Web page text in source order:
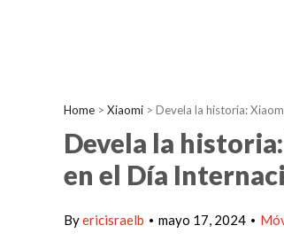
Home > Xiaomi > Devela la historia:
Devela la
en el Día
Byericisraelb • mayo 17, 2024 •